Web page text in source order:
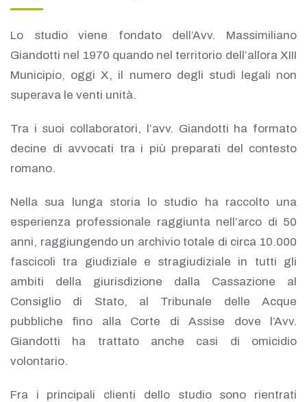
Lo studio viene fondato dell’Avv. Massimiliano
Giandotti nel 1970 quando nel territorio dell’allora XIII
Municipio, oggi X, il numero degli studi legali non
superava le venti unità.
Tra i suoi collaboratori, l’avv. Giandotti ha formato
decine di avvocati tra i più preparati del contesto
romano.
Nella sua lunga storia lo studio ha raccolto una
esperienza professionale raggiunta nell’arco di 50
anni, raggiungendo un archivio totale di circa 10.000
fascicoli tra giudiziale e stragiudiziale in tutti gli
ambiti della giurisdizione dalla Cassazione al
Consiglio di Stato, al Tribunale delle Acque
pubbliche fino alla Corte di Assise dove l’Avv.
Giandotti ha trattato anche casi di omicidio
volontario.
Fra i principali clienti dello studio sono rientrati